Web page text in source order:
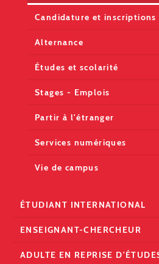
Candidature et inscriptions
Alternance
Études et scolarité
Stages - Emplois
Partir à l'étranger
Services numériques
Vie de campus
ÉTUDIANT INTERNATIONAL
ENSEIGNANT-CHERCHEUR
ADULTE EN REPRISE